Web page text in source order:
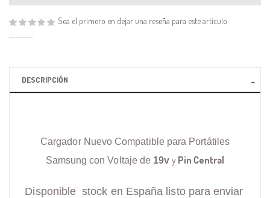
Sea el primero en dejar una reseña para este artículo
DESCRIPCIÓN
Cargador Nuevo Compatible para Portátiles
Samsung con Voltaje de 19v y Pin Central
Disponible stock en España listo para enviar